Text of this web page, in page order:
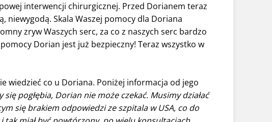
interwencji chirurgicznej. Przed Dorianem teraz
niewygodą. Skala Waszej pomocy dla Doriana
zryw Waszych serc, za co z naszych serc bardzo
Dorian jest już bezpieczny! Teraz wszystko w
wiedzieć co u Doriana. Poniżej informacja od jego
pogłębia, Dorian nie może czekać. Musimy działać
się brakiem odpowiedzi ze szpitala w USA, co do